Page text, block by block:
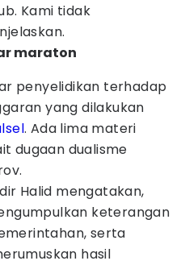
Kami tidak
maraton
penyelidikan terhadap
yang dilakukan
. Ada lima materi
dugaan dualisme
Halid mengatakan,
keterangan
serta
hasil